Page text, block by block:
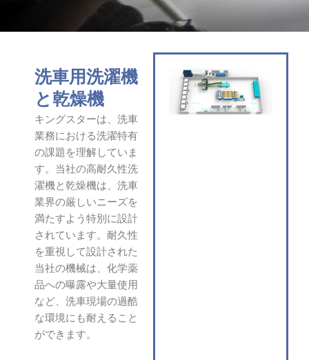
洗車用洗濯機
と乾燥機
キングスターは、洗車
業務における洗濯特有
の課題を理解していま
す。当社の高耐久性洗
濯機と乾燥機は、洗車
業界の厳しいニーズを
満たすよう特別に設計
されています。耐久性
を重視して設計された
当社の機械は、化学薬
品への曝露や大量使用
など、洗車現場の過酷
な環境にも耐えること
ができます。